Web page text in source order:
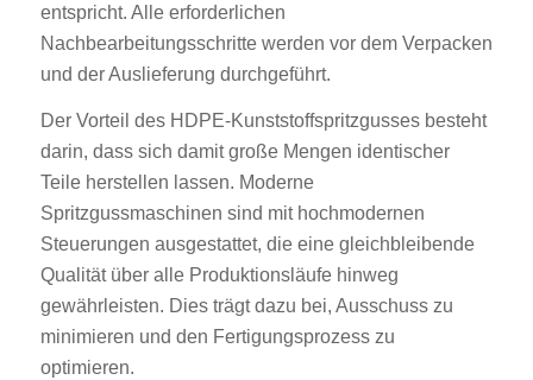
entspricht. Alle erforderlichen
Nachbearbeitungsschritte werden vor dem Verpacken
und der Auslieferung durchgeführt.
Der Vorteil des HDPE-Kunststoffspritzgusses besteht
darin, dass sich damit große Mengen identischer
Teile herstellen lassen. Moderne
Spritzgussmaschinen sind mit hochmodernen
Steuerungen ausgestattet, die eine gleichbleibende
Qualität über alle Produktionsläufe hinweg
gewährleisten. Dies trägt dazu bei, Ausschuss zu
minimieren und den Fertigungsprozess zu
optimieren.